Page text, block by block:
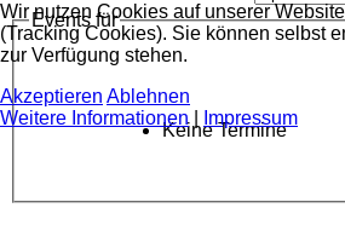
Events für
Keine Termine
Wir nutzen Cookies auf unserer
(Tracking Cookies). Sie können selbst
zur Verfügung stehen.
Akzeptieren Ablehnen
Weitere Informationen| Impressum